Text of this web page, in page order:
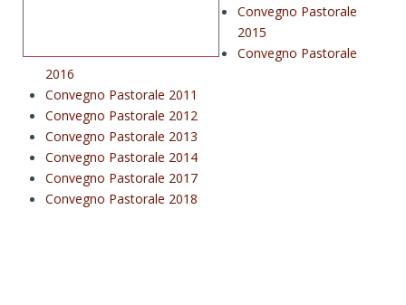
Convegno Pastorale
2015
Convegno Pastorale
2016
Convegno Pastorale 2011
Convegno Pastorale 2012
Convegno Pastorale 2013
Convegno Pastorale 2014
Convegno Pastorale 2017
Convegno Pastorale 2018